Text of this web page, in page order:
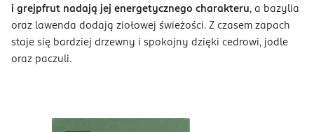
i grejpfrut nadają jej energetycznego charakteru, a bazylia
oraz lawenda dodają ziołowej świeżości. Z czasem zapach
staje się bardziej drzewny i spokojny dzięki cedrowi, jodle
oraz paczuli.